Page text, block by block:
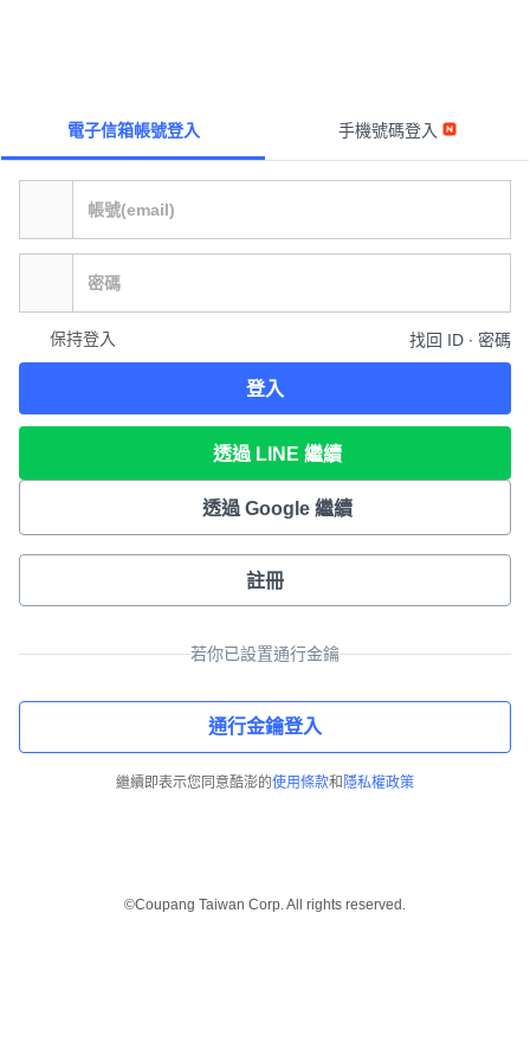
電子信箱帳號登入 手機號碼登入
保持登入 找回 ID ∙ 密碼
登入
透過 LINE 繼續
透過 Google 繼續
註冊
若你已設置通行金鑰
通行金鑰登入
繼續即表示您同意酷澎的使用條款和 隱私權政策
©Coupang Taiwan Corp. All rights reserved.